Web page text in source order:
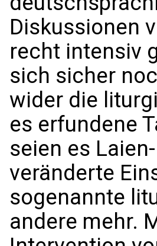
Diskussionen
recht intensiv
sich sicher
wider die
es erfundene
seien es
veränderte
sogenannte
andere mehr.